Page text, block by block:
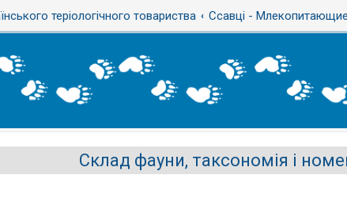
теріологічного товариства Ссавці - Млекопитающие
Склад фауни, таксономія і